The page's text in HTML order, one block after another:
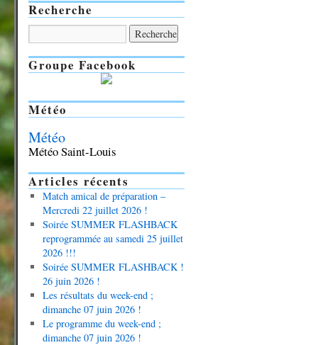
Recherche
Groupe Facebook
Météo
Météo
Météo Saint-Louis
Articles récents
Match amical de préparation –
Mercredi 22 juillet 2026 !
Soirée SUMMER FLASHBACK
reprogrammée au samedi 25 juillet
2026 !!!
Soirée SUMMER FLASHBACK !
26 juin 2026 !
Les résultats du week-end ;
dimanche 07 juin 2026 !
Le programme du week-end ;
dimanche 07 juin 2026 !